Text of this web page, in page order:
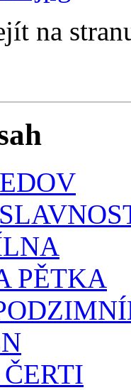
na
PĚTKA